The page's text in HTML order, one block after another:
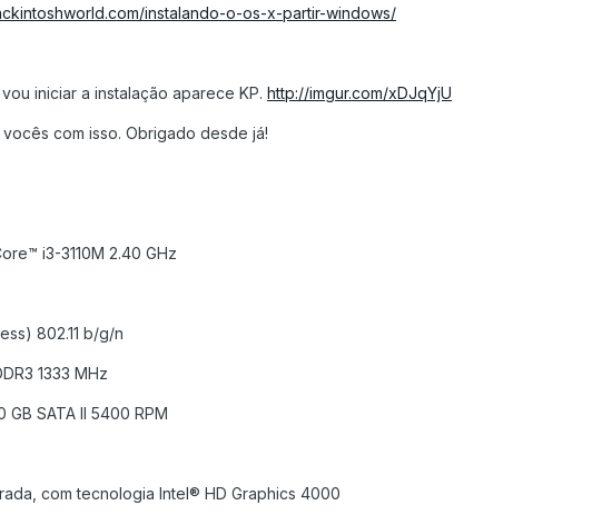
instalando-o-os-x-partir-windows/
iniciar a instalação aparece KP. http://imgur.com/xDJqYjU
com isso. Obrigado desde já!
i3-3110M 2.40 GHz
802.11 b/g/n
1333 MHz
SATA II 5400 RPM
com tecnologia Intel® HD Graphics 4000